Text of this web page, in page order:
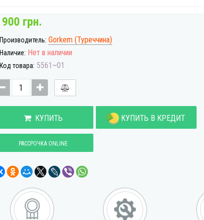
грн.
Производитель: Gorkem (Туреччина)
Наличие: Нет в наличии
Код товара: 5561~01
КУПИТЬ КУПИТЬ В КРЕДИТ
РАССРОЧКА ONLINE